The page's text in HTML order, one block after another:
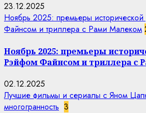
23.12.2025
Ноябрь 2025: премьеры
Файнсом и триллера с Рами Малеком
Ноябрь 2025: премьеры
Рэйфом Файнсом и триллера с
02.12.2025
Лучшие фильмы и сериалы с Яном
многогранность 3